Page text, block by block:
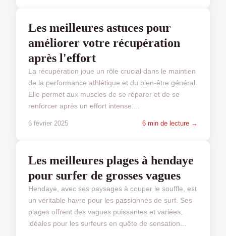
Les meilleures astuces pour
améliorer votre récupération
après l'effort
La récupération joue un rôle crucial dans le maintien
de la performance athlétique et du bien-être général.
Elle permet aux muscles de se réparer et de se
renforcer après un effort intense....
6 février 2025 6 min de lecture →
Les meilleures plages à hendaye
pour surfer de grosses vagues
Hendaye, avec ses paysages à couper le souffle, est
un véritable havre pour les passionnés de surf. Ses
plages offrent des vagues puissantes et variées,
idéales pour les surfeurs en quête de sensation...